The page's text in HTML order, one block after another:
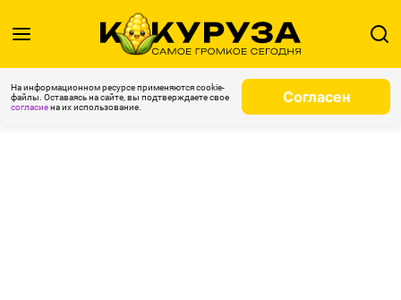
На информационном ресурсе применяются cookie-
файлы. Оставаясь на сайте, вы подтверждаете свое
согласиена их использование.
Согласен